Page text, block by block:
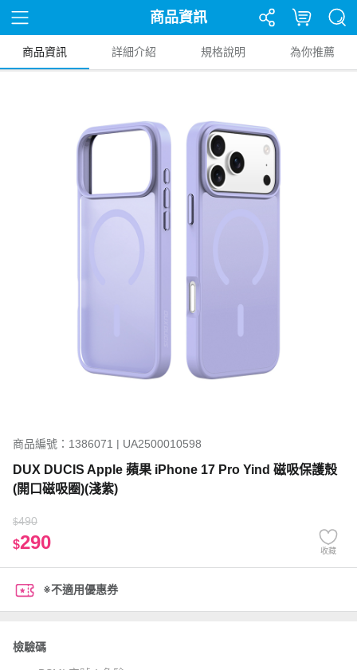
商品資訊
商品資訊 詳細介紹 規格說明 為你推薦
商品編號：1386071 | UA2500010598
DUX DUCIS Apple 蘋果 iPhone 17 Pro Yind 磁吸保護殼
(開口磁吸圈)(淺紫)
$490
$290 收藏
※不適用優惠券
檢驗碼